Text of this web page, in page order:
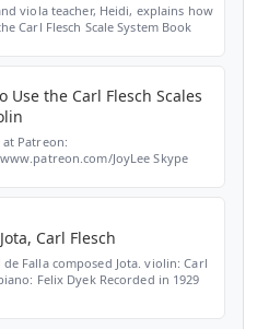
viola teacher, Heidi, explains how
Carl Flesch Scale System Book
Use the Carl Flesch Scales
at Patreon:
JoyLee Skype
Carl Flesch
de Falla composed Jota. violin: Carl
Felix Dyek Recorded in 1929